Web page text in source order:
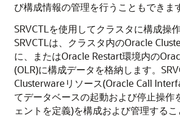
び構成情報の管理を行うこともできま
SRVCTLを使用してクラスタに構成操
SRVCTLは、クラスタ内のOracle
に、またはOracle Restart環境内の
(OLR)に構成データを格納します。
Clusterwareリソース(Oracle Call
てデータベースの起動および停止操作
ェントを定義)を構成および管理する